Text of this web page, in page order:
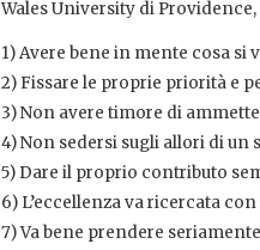
Wales University di Providence,
1) Avere bene in mente cosa
2) Fissare le proprie priorità e
3) Non avere timore di
4) Non sedersi sugli allori di un
5) Dare il proprio contributo
6) L’eccellenza va ricercata
7) Va bene prendere